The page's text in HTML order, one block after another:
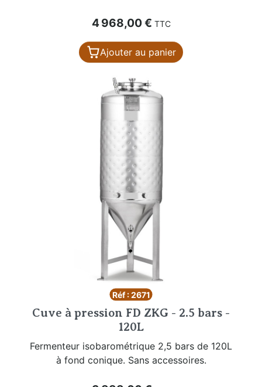
Prix
4 968,00 € TTC
Ajouter au panier
Réf : 2671
Cuve à pression FD ZKG - 2.5 bars -
120L
Fermenteur isobarométrique 2,5 bars de 120L
à fond conique. Sans accessoires.